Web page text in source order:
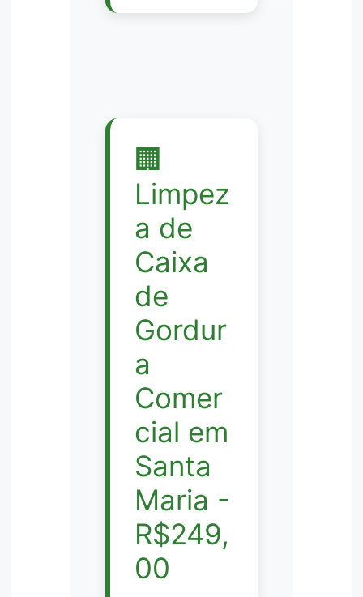
🏢
Limpez
a de
Caixa
de
Gordur
a
Comer
cial em
Santa
Maria -
R$249,
00